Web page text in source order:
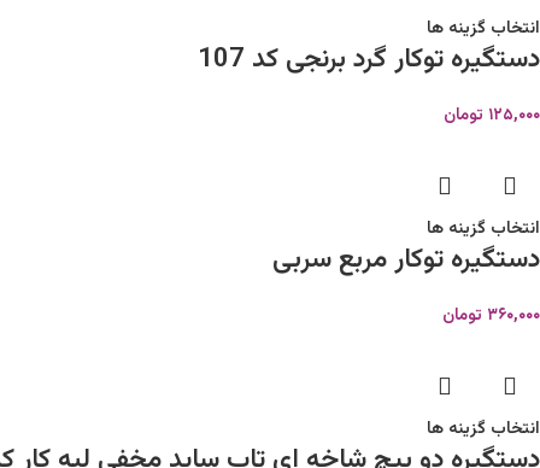
انتخاب گزینه ها
دستگیره توکار گرد برنجی کد 107
۱۲۵,۰۰۰ تومان
انتخاب گزینه ها
دستگیره توکار مربع سربی
۳۶۰,۰۰۰ تومان
انتخاب گزینه ها